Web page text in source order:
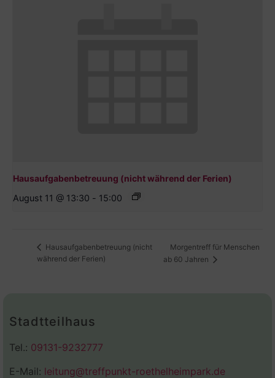
Hausaufgabenbetreuung (nicht während der Ferien)
August 11 @ 13:30 - 15:00
Hausaufgabenbetreuung (nicht
während der Ferien)
Morgentreff für Menschen
ab 60 Jahren
Stadtteilhaus
Tel.: 09131-9232777
E-Mail: leitung@treffpunkt-roethelheimpark.de